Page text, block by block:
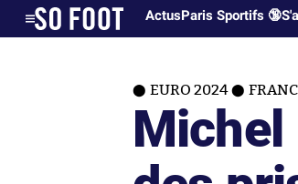
ActusParis Sportifs 🔞
EURO 2024
Michel